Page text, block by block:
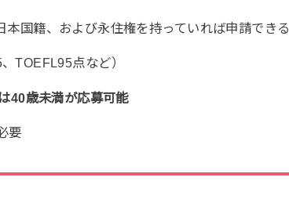
本国籍、および永住権を持っていれば申請できる
TOEFL95点など）
40歳未満が応募可能
要